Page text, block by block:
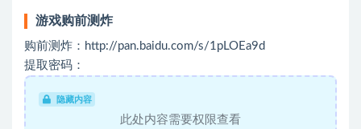
游戏购前测炸
购前测炸：http://pan.baidu.com/s/1pLOEa9d
提取密码：
隐藏内容
此处内容需要权限查看